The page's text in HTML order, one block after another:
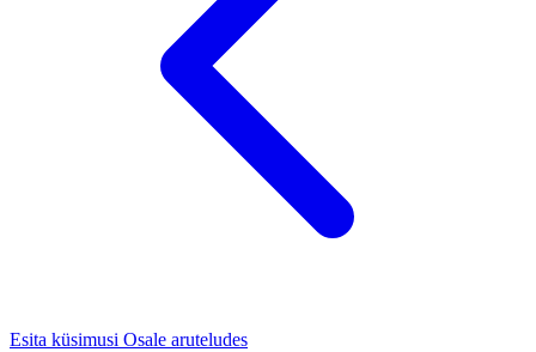
Esita küsimusi Osale aruteludes